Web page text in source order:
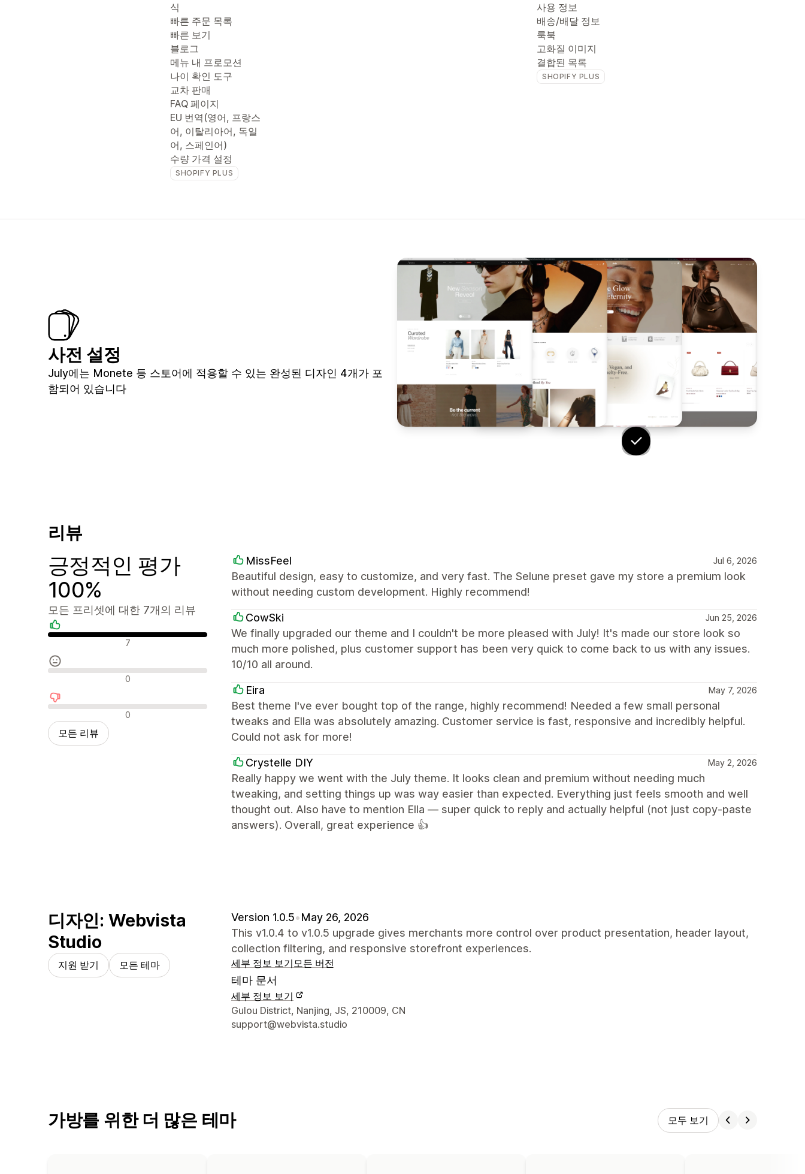
식
빠른 주문 목록
빠른 보기
블로그
메뉴 내 프로모션
나이 확인 도구
교차 판매
FAQ 페이지
EU 번역(영어, 프랑스
어, 이탈리아어, 독일
어, 스페인어)
수량 가격 설정
SHOPIFY PLUS
사용 정보
배송/배달 정보
룩북
고화질 이미지
결합된 목록
SHOPIFY PLUS
사전 설정
July에는 Monete 등 스토어에 적용할 수 있는 완성된 디자인 4개가 포
함되어 있습니다
리뷰
긍정적인 평가
100%
모든 프리셋에 대한 7개의 리뷰
긍정적인 리뷰 7
중립적인 리뷰 0
부정적인 리뷰 0
모든 리뷰
MissFeel Jul 6, 2026
Beautiful design, easy to customize, and very fast. The Selune preset gave my store a premium look
without needing custom development. Highly recommend!
CowSki Jun 25, 2026
We finally upgraded our theme and I couldn't be more pleased with July! It's made our store look so
much more polished, plus customer support has been very quick to come back to us with any issues.
10/10 all around.
Eira May 7, 2026
Best theme I've ever bought top of the range, highly recommend! Needed a few small personal
tweaks and Ella was absolutely amazing. Customer service is fast, responsive and incredibly helpful.
Could not ask for more!
Crystelle DIY May 2, 2026
Really happy we went with the July theme. It looks clean and premium without needing much
tweaking, and setting things up was way easier than expected. Everything just feels smooth and well
thought out. Also have to mention Ella — super quick to reply and actually helpful (not just copy-paste
answers). Overall, great experience 👍
디자인: Webvista
Studio
지원 받기 모든 테마
Version 1.0.5•May 26, 2026
This v1.0.4 to v1.0.5 upgrade gives merchants more control over product presentation, header layout,
collection filtering, and responsive storefront experiences.
세부 정보 보기 모든 버전
테마 문서
세부 정보 보기
디자이너 연락처 세부 정보
Gulou District, Nanjing, JS, 210009, CN
support@webvista.studio
가방를 위한 더 많은 테마 모두 보기